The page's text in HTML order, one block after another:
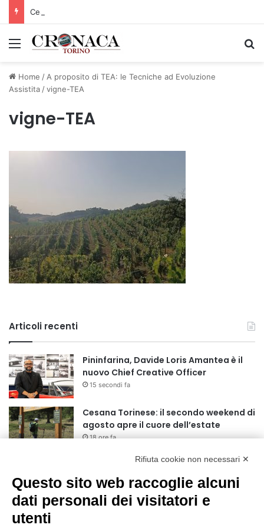
Menu
Home /A proposito di TEA: le Tecniche ad Evoluzione
Assistita/vigne-TEA
vigne-TEA
Articoli recenti
Pininfarina, Davide Loris Amantea è il
nuovo Chief Creative Officer
15 secondi fa
Cesana Torinese: il secondo weekend di
agosto apre il cuore dell’estate
18 ore fa
Siccità: Il Piemonte avvia le procedure
per la richiesta dello stato di calamità
naturale
19 ore fa
Rifiuta cookie non necessari ✕
Questo sito web raccoglie alcuni
dati personali dei visitatori e
utenti